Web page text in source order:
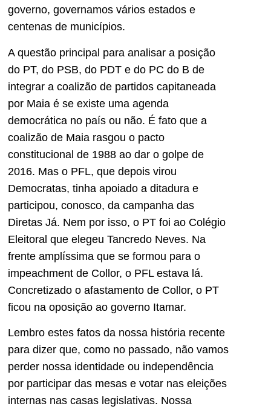
governo, governamos vários estados e
centenas de municípios.
A questão principal para analisar a posição
do PT, do PSB, do PDT e do PC do B de
integrar a coalizão de partidos capitaneada
por Maia é se existe uma agenda
democrática no país ou não. É fato que a
coalizão de Maia rasgou o pacto
constitucional de 1988 ao dar o golpe de
2016. Mas o PFL, que depois virou
Democratas, tinha apoiado a ditadura e
participou, conosco, da campanha das
Diretas Já. Nem por isso, o PT foi ao Colégio
Eleitoral que elegeu Tancredo Neves. Na
frente amplíssima que se formou para o
impeachment de Collor, o PFL estava lá.
Concretizado o afastamento de Collor, o PT
ficou na oposição ao governo Itamar.
Lembro estes fatos da nossa história recente
para dizer que, como no passado, não vamos
perder nossa identidade ou independência
por participar das mesas e votar nas eleições
internas nas casas legislativas. Nossa